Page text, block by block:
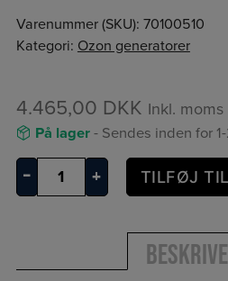
Varenummer (SKU): 70100510
Kategori: Ozon generatorer
4.465,00 DKK Inkl. moms
På lager- Sendes inden for
–
OZZI
Clean
antal
+ TILFØJ